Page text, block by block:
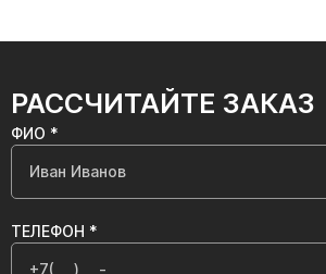
РАССЧИТАЙТЕ ЗАКАЗ
ФИО *
ТЕЛЕФОН *